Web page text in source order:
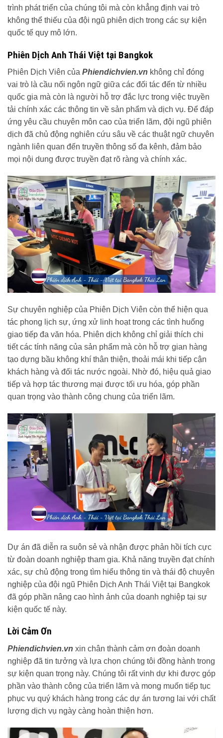
trình phát triển của chúng tôi mà còn khẳng định vai trò
không thể thiếu của đội ngũ phiên dịch trong các sự kiện
quốc tế quy mô lớn.
Phiên Dịch Anh Thái Việt tại Bangkok
Phiên Dịch Viên của Phiendichvien.vn không chỉ đóng
vai trò là cầu nối ngôn ngữ giữa các đối tác đến từ nhiều
quốc gia mà còn là người hỗ trợ đắc lực trong việc truyền
tải chính xác các thông tin về sản phẩm và dịch vụ. Để đáp
ứng yêu cầu chuyên môn cao của triển lãm, đội ngũ phiên
dịch đã chủ động nghiên cứu sâu về các thuật ngữ chuyên
ngành liên quan đến truyền thông số đa kênh, đảm bảo
mọi nội dung được truyền đạt rõ ràng và chính xác.
Sự chuyên nghiệp của Phiên Dịch Viên còn thể hiện qua
tác phong lịch sự, ứng xử linh hoạt trong các tình huống
giao tiếp đa văn hóa. Phiên dịch không chỉ giải thích chi
tiết các tính năng của sản phẩm mà còn hỗ trợ gian hàng
tạo dựng bầu không khí thân thiện, thoải mái khi tiếp cận
khách hàng và đối tác nước ngoài. Nhờ đó, hiệu quả giao
tiếp và hợp tác thương mại được tối ưu hóa, góp phần
quan trọng vào thành công chung của triển lãm.
Dự án đã diễn ra suôn sẻ và nhận được phản hồi tích cực
từ đoàn doanh nghiệp tham gia. Khả năng truyền đạt chính
xác, sự chủ động trong tìm hiểu thông tin và thái độ chuyên
nghiệp của đội ngũ Phiên Dịch Anh Thái Việt tại Bangkok
đã góp phần nâng cao hình ảnh của doanh nghiệp tại sự
kiện quốc tế này.
Lời Cảm Ơn
Phiendichvien.vn xin chân thành cảm ơn đoàn doanh
nghiệp đã tin tưởng và lựa chọn chúng tôi đồng hành trong
sự kiện quan trọng này. Chúng tôi rất vinh dự khi được góp
phần vào thành công của triển lãm và mong muốn tiếp tục
phục vụ quý khách hàng trong các dự án tương lai với chất
lượng dịch vụ ngày càng hoàn thiện hơn.